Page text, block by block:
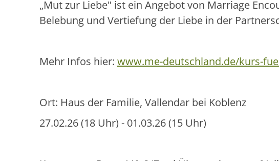
„Mut zur Liebe" ist ein Angebot von Marriage
Belebung und Vertiefung der Liebe in der
Mehr Infos hier: www.me-deutschland.de/kurs-
Ort: Haus der Familie, Vallendar bei Koblenz
27.02.26 (18 Uhr) - 01.03.26 (15 Uhr)